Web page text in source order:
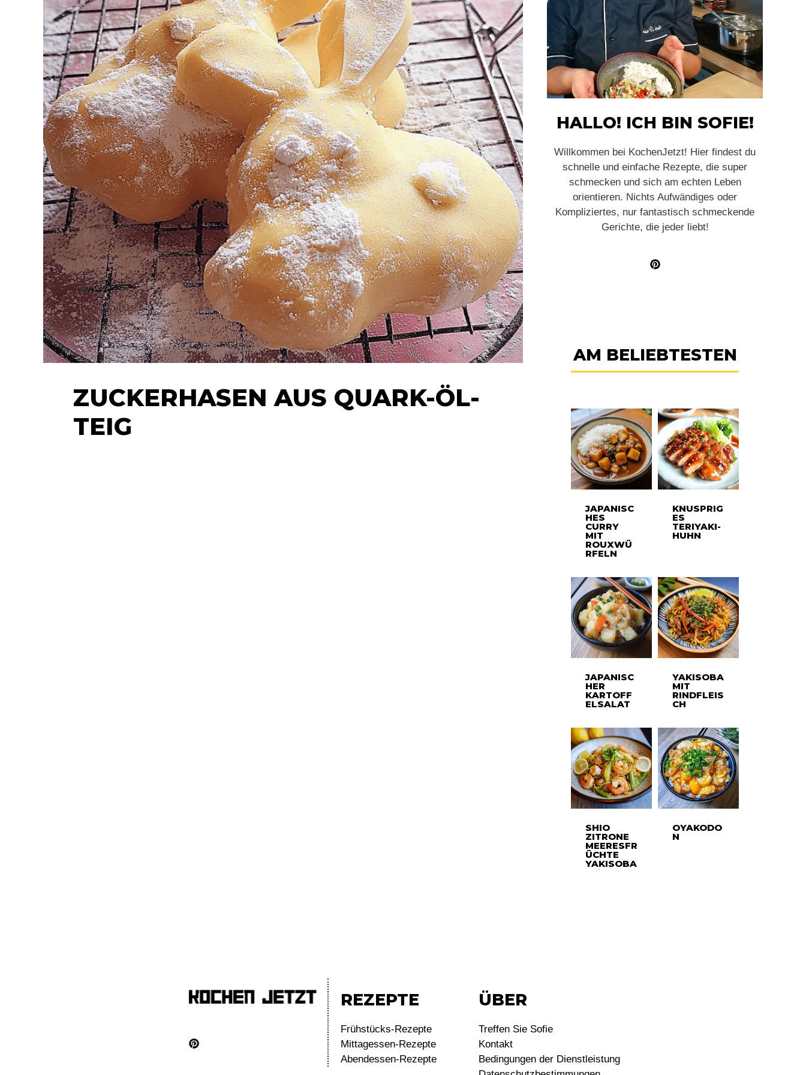
ZUCKERHASEN AUS QUARK-ÖL-
TEIG
HALLO! ICH BIN SOFIE!
Willkommen bei KochenJetzt! Hier findest du
schnelle und einfache Rezepte, die super
schmecken und sich am echten Leben
orientieren. Nichts Aufwändiges oder
Kompliziertes, nur fantastisch schmeckende
Gerichte, die jeder liebt!
AM BELIEBTESTEN
JAPANISC
HES
CURRY
MIT
ROUXWÜ
RFELN
KNUSPRIG
ES
TERIYAKI-
HUHN
JAPANISC
HER
KARTOFF
ELSALAT
YAKISOBA
MIT
RINDFLEIS
CH
SHIO
ZITRONE
MEERESFR
ÜCHTE
YAKISOBA
OYAKODO
N
REZEPTE
Frühstücks-Rezepte
Mittagessen-Rezepte
Abendessen-Rezepte
ÜBER
Treffen Sie Sofie
Kontakt
Bedingungen der Dienstleistung